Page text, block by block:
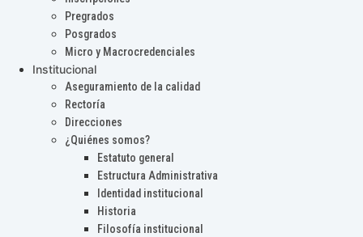
Pregrados
Posgrados
Micro y Macrocredenciales
Institucional
Aseguramiento de la calidad
Rectoría
Direcciones
¿Quiénes somos?
Estatuto general
Estructura Administrativa
Identidad institucional
Historia
Filosofía institucional